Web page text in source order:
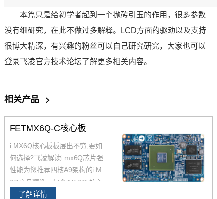
本篇只是给初学者起到一个抛砖引玉的作用，很多参数
没有细研究，在此不做过多解释。LCD方面的驱动以及支持
很博大精深，有兴趣的粉丝可以自己研究研究，大家也可以
登录飞凌官方技术论坛了解更多相关内容。
相关产品 >
FETMX6Q-C核心板
i.MX6Q核心板板层出不穷,要如
何选择?飞凌解读i.mx6Q芯片强
性能为您推荐四核A9架构的i.MX
6Q产品精选，包含iMX6Q 核心
板、i.MX6Q 核心板、iMX6Q工
了解详情